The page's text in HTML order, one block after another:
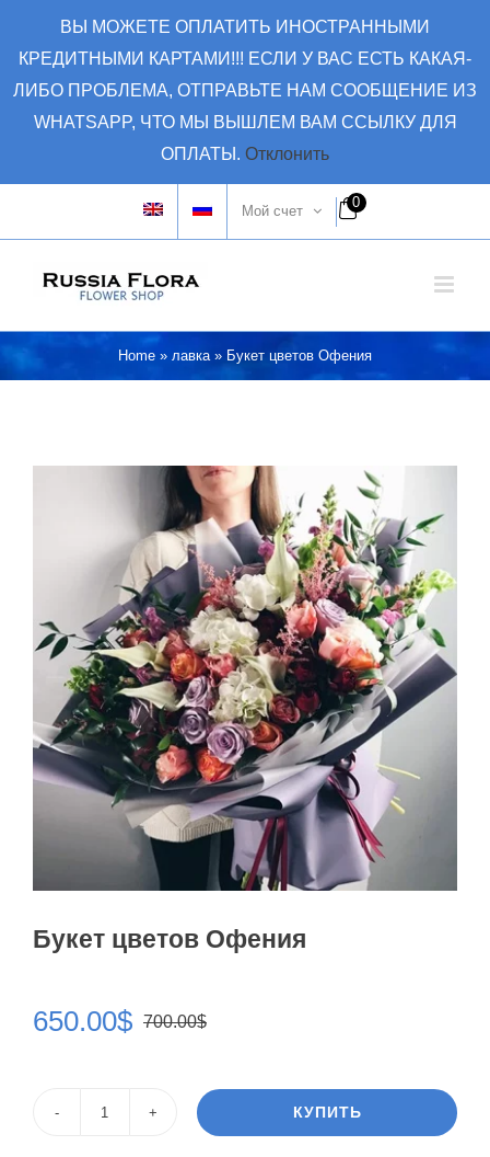
ВЫ МОЖЕТЕ ОПЛАТИТЬ ИНОСТРАННЫМИ
КРЕДИТНЫМИ КАРТАМИ!!! ЕСЛИ У ВАС ЕСТЬ КАКАЯ-
ЛИБО ПРОБЛЕМА, ОТПРАВЬТЕ НАМ СООБЩЕНИЕ ИЗ
WHATSAPP, ЧТО МЫ ВЫШЛЕМ ВАМ ССЫЛКУ ДЛЯ
ОПЛАТЫ. Отклонить
Мой счет
0
Home » лавка» Букет цветов Офения
Букет цветов Офения
700.00$Первоначальная
составляла
700.00$.
650.00$
Текущая
650.00$.КУПИТЬ